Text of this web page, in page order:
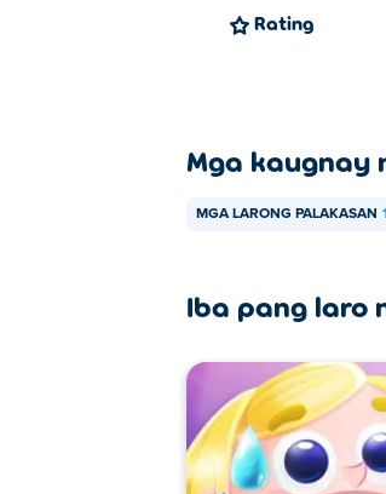
Rating
Mga kaugnay
MGA LARONG PALAKASAN
Iba pang laro